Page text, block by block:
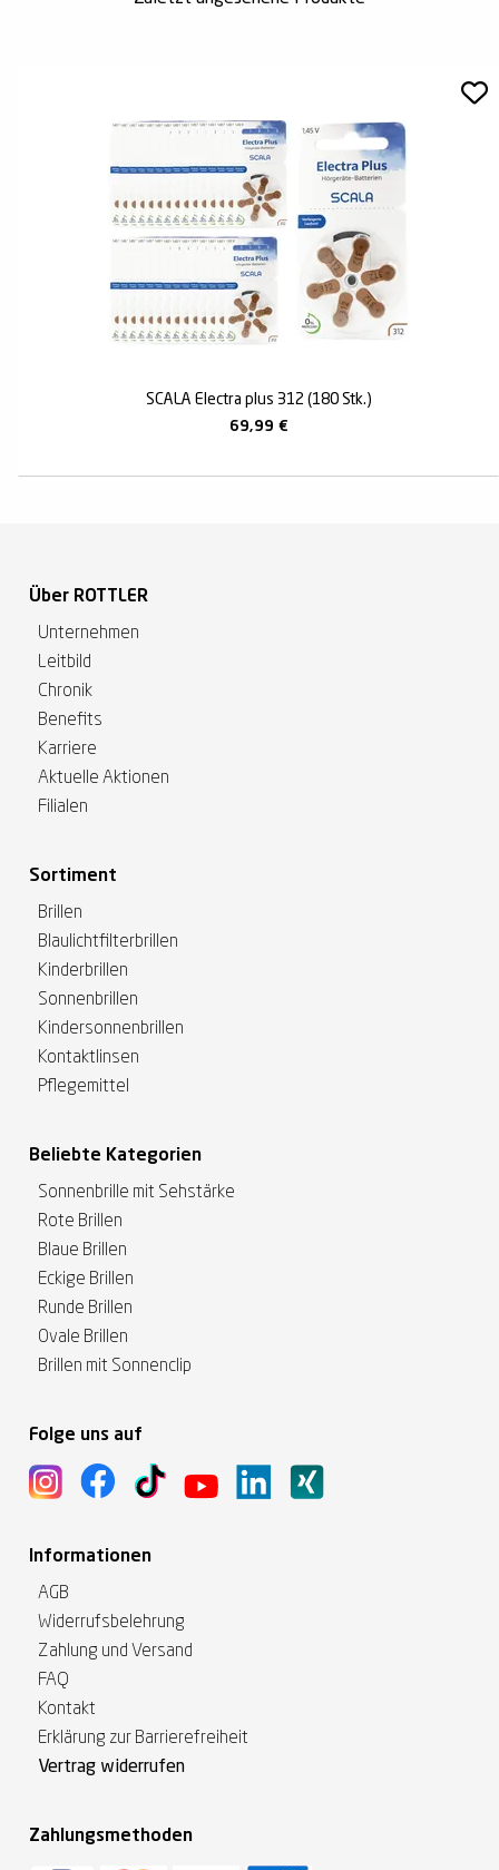
SCALA Electra plus 312 (180 Stk.)
69,99 €
Über ROTTLER
Unternehmen
Leitbild
Chronik
Benefits
Karriere
Aktuelle Aktionen
Filialen
Sortiment
Brillen
Blaulichtfilterbrillen
Kinderbrillen
Sonnenbrillen
Kindersonnenbrillen
Kontaktlinsen
Pflegemittel
Beliebte Kategorien
Sonnenbrille mit Sehstärke
Rote Brillen
Blaue Brillen
Eckige Brillen
Runde Brillen
Ovale Brillen
Brillen mit Sonnenclip
Folge uns auf
Informationen
AGB
Widerrufsbelehrung
Zahlung und Versand
FAQ
Kontakt
Erklärung zur Barrierefreiheit
Vertrag widerrufen
Zahlungsmethoden